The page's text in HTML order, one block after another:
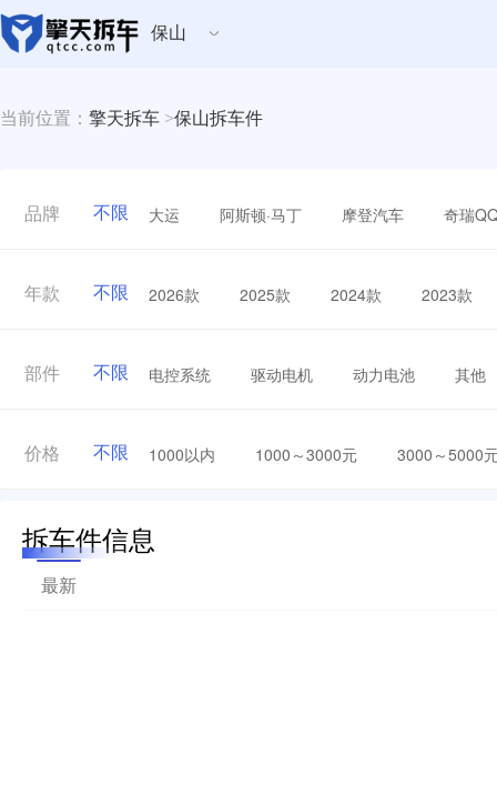
保山
当前位置： 擎天拆车 >保山拆车件
品牌 不限 大运 阿斯顿·马丁 摩登汽车 奇瑞
年款 不限 2026款 2025款 2024款 2023款
部件 不限 电控系统 驱动电机 动力电池 其他
价格 不限 1000以内 1000～3000元 3000～5000
拆车件信息
最新